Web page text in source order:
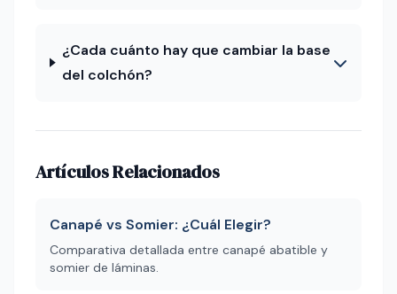
¿Cada cuánto hay que cambiar la base
del colchón?
Artículos Relacionados
Canapé vs Somier: ¿Cuál Elegir?
Comparativa detallada entre canapé abatible y
somier de láminas.